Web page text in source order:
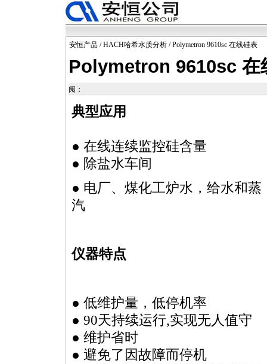
安恒产品 /HACH哈希水质分析 / Polymetron 9610sc 在线硅表
Polymetron 9610sc 在
阅：
典型应用
● 在线连续监控硅含量
● 除盐水车间
● 电厂、煤化工炉水，给水和蒸
汽
仪器特点
● 低维护量，低停机率
● 90天持续运行,实现无人值守
● 维护省时
● 避免了因故障而停机